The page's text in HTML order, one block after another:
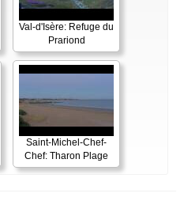
Val-d'Isère: Refuge du
Prariond
Saint-Michel-Chef-
Chef: Tharon Plage